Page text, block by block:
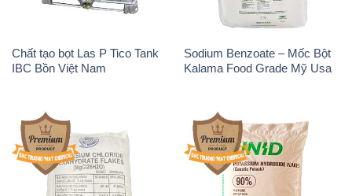
Chất tạo bọt Las P Tico Tank
IBC Bồn Việt Nam
Sodium Benzoate – Mốc Bột
Kalama Food Grade Mỹ Usa